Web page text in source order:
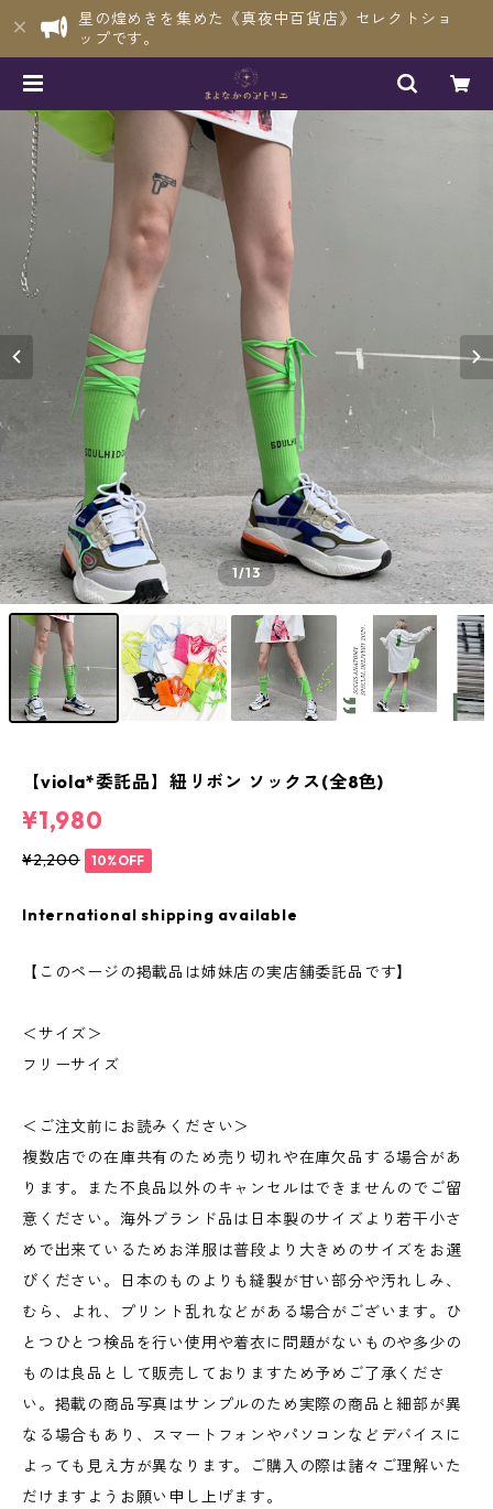
星の煌めきを集めた《真夜中百貨店》セレクトショ
ップです。
1/13
【viola*委託品】紐リボン ソックス(全8色)
¥1,980
¥2,200 10%OFF
International shipping available
【このページの掲載品は姉妹店の実店舗委託品です】
＜サイズ＞
フリーサイズ
＜ご注文前にお読みください＞
複数店での在庫共有のため売り切れや在庫欠品する場合があ
ります。また不良品以外のキャンセルはできませんのでご留
意ください。海外ブランド品は日本製のサイズより若干小さ
めで出来ているためお洋服は普段より大きめのサイズをお選
びください。日本のものよりも縫製が甘い部分や汚れしみ、
むら、よれ、プリント乱れなどがある場合がございます。ひ
とつひとつ検品を行い使用や着衣に問題がないものや多少の
ものは良品として販売しておりますため予めご了承くださ
い。掲載の商品写真はサンプルのため実際の商品と細部が異
なる場合もあり、スマートフォンやパソコンなどデバイスに
よっても見え方が異なります。ご購入の際は諸々ご理解いた
だけますようお願い申し上げます。